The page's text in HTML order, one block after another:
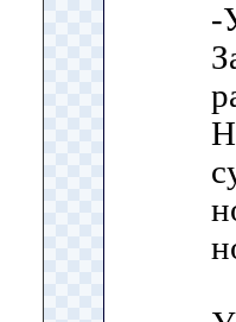
-